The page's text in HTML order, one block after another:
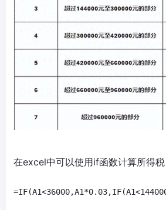
在excel中可以使用if函数计算所得税